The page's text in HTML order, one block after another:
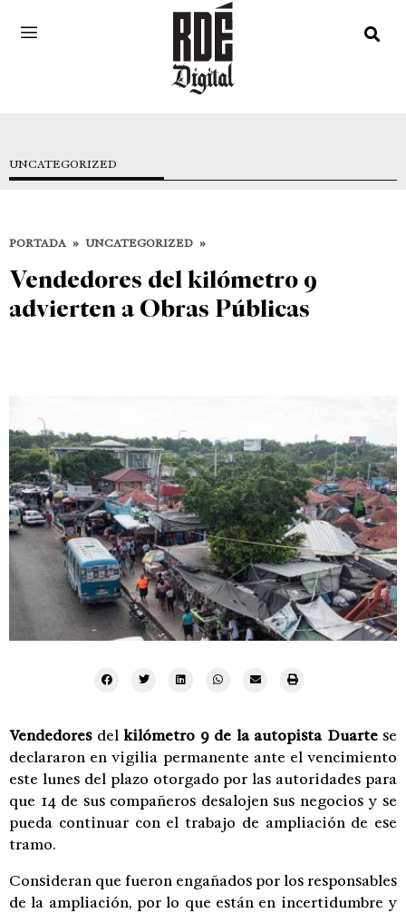
UNCATEGORIZED
PORTADA » UNCATEGORIZED »
Vendedores del kilómetro 9
advierten a Obras Públicas
Vendedoresdel kilómetro 9 de la autopista Duartese
declararon en vigilia permanente ante el vencimiento
este lunes del plazo otorgado por las autoridades para
que 14 de sus compañeros desalojen sus negocios y se
pueda continuar con el trabajo de ampliación de ese
tramo.
Consideran que fueron engañados por los responsables
de la ampliación, por lo que están en incertidumbre y